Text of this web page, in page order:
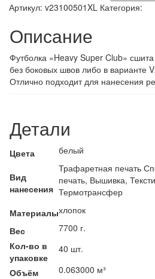
Артикул: v23100501XL Категория:
Описание
Футболка «Heavy Super Club» сшита
без боковых швов либо в варианте
Отлично подходит для нанесения
Детали
Цвета белый
Вид
нанесения
Трафаретная печать
печать, Вышивка,
Термотрансфер
Материалыхлопок
Вес
7700 г.
Кол-во в
упаковке
40 шт.
Объём
0.063000 м³